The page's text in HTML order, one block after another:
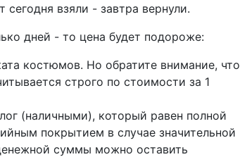
сегодня взяли - завтра вернули.
дней - то цена будет подороже:
костюмов. Но обратите внимание, что
строго по стоимости за 1
(наличными), который равен полной
покрытием в случае значительной
суммы можно оставить